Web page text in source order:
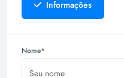
Informações
Nome*